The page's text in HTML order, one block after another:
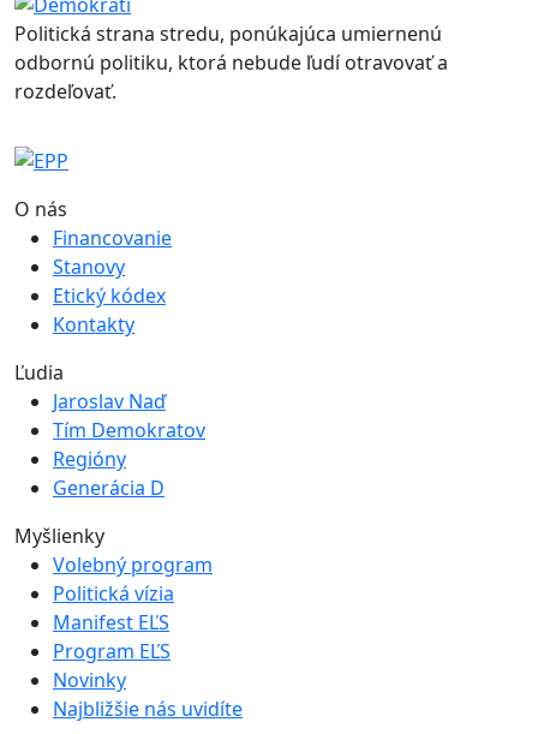
Politická strana stredu, ponúkajúca umiernenú
odbornú politiku, ktorá nebude ľudí otravovať a
rozdeľovať.
O nás
Financovanie
Stanovy
Etický kódex
Kontakty
Ľudia
Jaroslav Naď
Tím Demokratov
Regióny
Generácia D
Myšlienky
Volebný program
Politická vízia
Manifest EĽS
Program EĽS
Novinky
Najbližšie nás uvidíte